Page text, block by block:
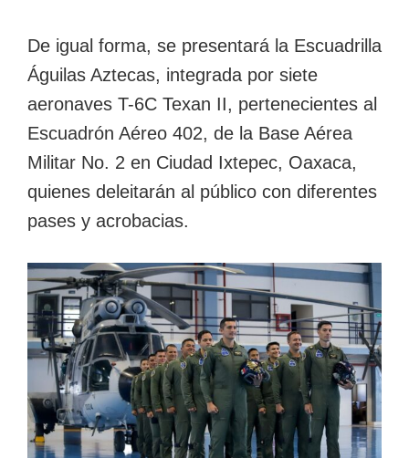
De igual forma, se presentará la Escuadrilla
Águilas Aztecas, integrada por siete
aeronaves T-6C Texan II, pertenecientes al
Escuadrón Aéreo 402, de la Base Aérea
Militar No. 2 en Ciudad Ixtepec, Oaxaca,
quienes deleitarán al público con diferentes
pases y acrobacias.